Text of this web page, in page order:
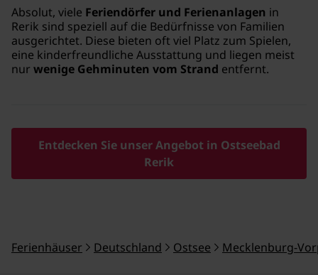
Absolut, viele Feriendörfer und Ferienanlagen in
Rerik sind speziell auf die Bedürfnisse von Familien
ausgerichtet. Diese bieten oft viel Platz zum Spielen,
eine kinderfreundliche Ausstattung und liegen meist
nur wenige Gehminuten vom Strand entfernt.
Entdecken Sie unser Angebot in Ostseebad
Rerik
Ferienhäuser Deutschland Ostsee Mecklenburg-